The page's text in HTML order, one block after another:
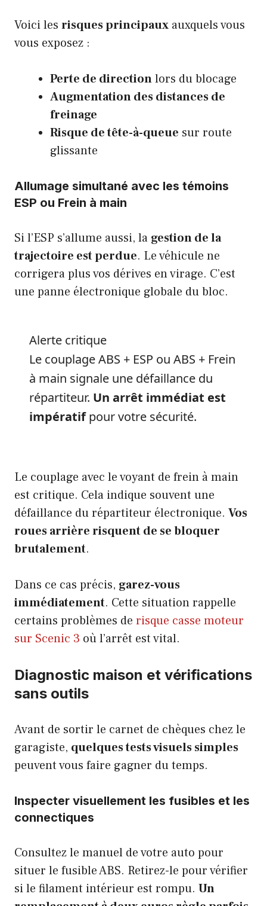
Voici les risques principaux auxquels vous
vous exposez :
Perte de directionlors du blocage
Augmentation des distances de
freinage
Risque de tête-à-queue sur route
glissante
Allumage simultané avec les témoins
ESP ou Frein à main
Si l’ESP s’allume aussi, la gestion de la
trajectoire est perdue. Le véhicule ne
corrigera plus vos dérives en virage. C’est
une panne électronique globale du bloc.
Alerte critique
Le couplage ABS + ESP ou ABS + Frein
à main signale une défaillance du
répartiteur. Un arrêt immédiat est
impératifpour votre sécurité.
Le couplage avec le voyant de frein à main
est critique. Cela indique souvent une
défaillance du répartiteur électronique. Vos
roues arrière risquent de se bloquer
brutalement.
Dans ce cas précis, garez-vous
immédiatement. Cette situation rappelle
certains problèmes de risque casse moteur
sur Scenic 3 où l’arrêt est vital.
Diagnostic maison et vérifications
sans outils
Avant de sortir le carnet de chèques chez le
garagiste, quelques tests visuels simples
peuvent vous faire gagner du temps.
Inspecter visuellement les fusibles et les
connectiques
Consultez le manuel de votre auto pour
situer le fusible ABS. Retirez-le pour vérifier
si le filament intérieur est rompu. Un